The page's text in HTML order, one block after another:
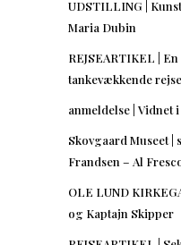
UDSTILLING |
Maria Dubin
REJSEARTIKEL |
tankevækkende
anmeldelse |
Skovgaard Museet
Frandsen – Al
OLE LUND
og Kaptajn Skipper